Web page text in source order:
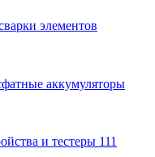
элементов
аккумуляторы
и тестеры 111